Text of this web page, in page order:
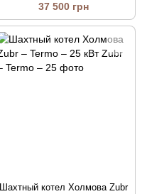
37 500 грн
Шахтный котел Холмова Zubr